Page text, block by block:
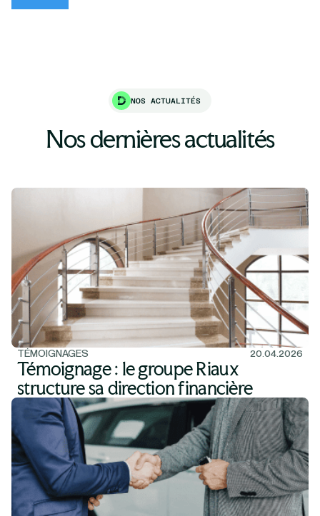
NOS ACTUALITÉS
Nos dernières actualités
TÉMOIGNAGES 20.04.2026
Témoignage : le groupe Riaux
structure sa direction financière